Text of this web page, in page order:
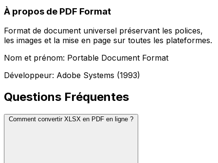
À propos de PDF Format
Format de document universel préservant les polices,
les images et la mise en page sur toutes les plateformes.
Nom et prénom: Portable Document Format
Développeur: Adobe Systems (1993)
Questions Fréquentes
Comment convertir XLSX en PDF en ligne ?